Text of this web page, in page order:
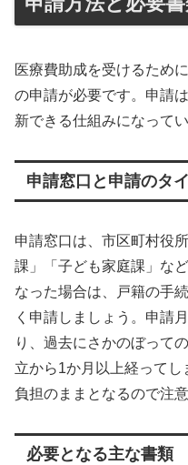
医療費助成を受けるため
の申請が必要です。申請
新できる仕組みになってい
申請窓口と申請のタ
申請窓口は、市区町村役
課」「子ども家庭課」な
なった場合は、戸籍の手
く申請しましょう。申請
り、過去にさかのぼって
立から1か月以上経って
負担のままとなるので注
必要となる主な書類